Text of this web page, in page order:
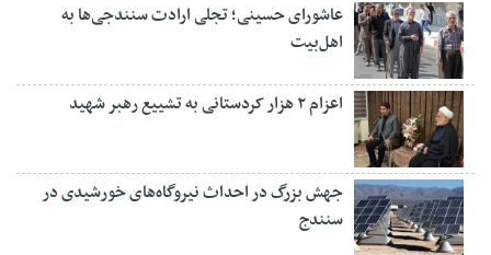
عاشورای حسینی؛ تجلی ارادت سنندجی‌ها به
اهل‌بیت
اعزام ۲ هزار کردستانی به تشییع رهبر شهید
جهش بزرگ در احداث نیروگاه‌های خورشیدی در
سنندج